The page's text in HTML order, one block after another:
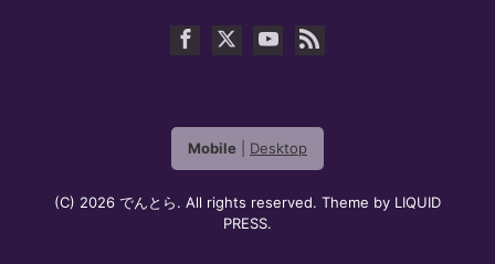
Mobile Desktop
(C) 2026 でんとら. All rights reserved. Theme by LIQUID
PRESS.